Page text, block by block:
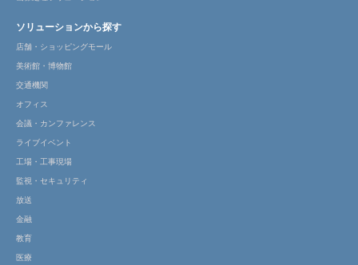
ソリューションから探す
店舗・ショッピングモール
美術館・博物館
交通機関
オフィス
会議・カンファレンス
ライブイベント
工場・工事現場
監視・セキュリティ
放送
金融
教育
医療